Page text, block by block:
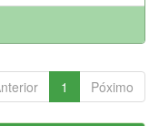
1 Póximo